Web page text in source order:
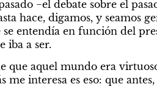
−el debate sobre el
hace, digamos, y seamos
entendía en función del
iba a ser.
que aquel mundo era
me interesa es eso: que